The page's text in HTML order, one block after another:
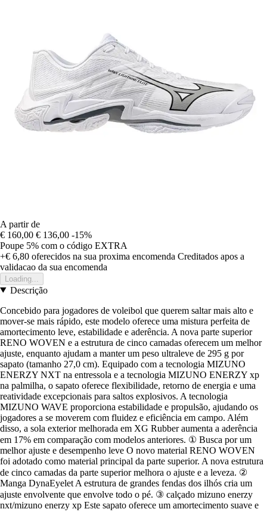
A partir de
€ 160,00 € 136,00 -15%
Poupe 5% com o código EXTRA
+€ 6,80 oferecidos na sua proxima encomenda Creditados apos a
validacao da sua encomenda
Loading...
Descrição
Concebido para jogadores de voleibol que querem saltar mais alto e
mover-se mais rápido, este modelo oferece uma mistura perfeita de
amortecimento leve, estabilidade e aderência. A nova parte superior
RENO WOVEN e a estrutura de cinco camadas oferecem um melhor
ajuste, enquanto ajudam a manter um peso ultraleve de 295 g por
sapato (tamanho 27,0 cm). Equipado com a tecnologia MIZUNO
ENERZY NXT na entressola e a tecnologia MIZUNO ENERZY xp
na palmilha, o sapato oferece flexibilidade, retorno de energia e uma
reatividade excepcionais para saltos explosivos. A tecnologia
MIZUNO WAVE proporciona estabilidade e propulsão, ajudando os
jogadores a se moverem com fluidez e eficiência em campo. Além
disso, a sola exterior melhorada em XG Rubber aumenta a aderência
em 17% em comparação com modelos anteriores. ① Busca por um
melhor ajuste e desempenho leve O novo material RENO WOVEN
foi adotado como material principal da parte superior. A nova estrutura
de cinco camadas da parte superior melhora o ajuste e a leveza. ②
Manga DynaEyelet A estrutura de grandes fendas dos ilhós cria um
ajuste envolvente que envolve todo o pé. ③ calçado mizuno enerzy
nxt/mizuno enerzy xp Este sapato oferece um amortecimento suave e